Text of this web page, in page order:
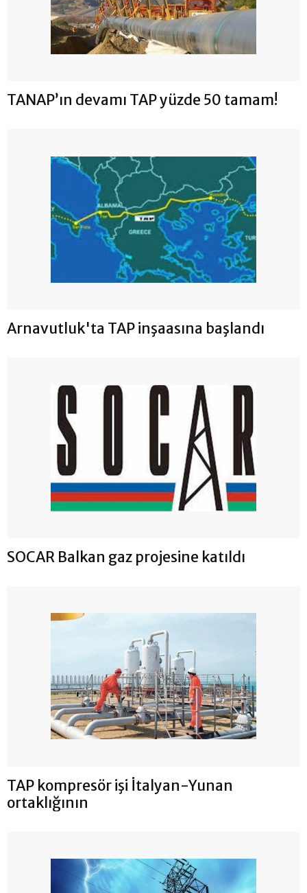
TANAP’ın devamı TAP yüzde 50 tamam!
Arnavutluk'ta TAP inşaasına başlandı
SOCAR Balkan gaz projesine katıldı
TAP kompresör işi İtalyan-Yunan
ortaklığının